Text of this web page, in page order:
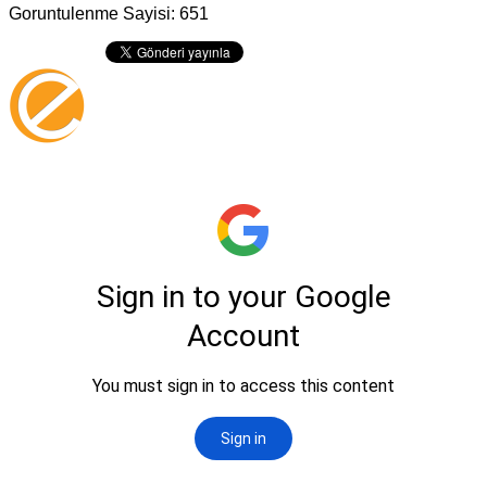
Goruntulenme Sayisi: 651